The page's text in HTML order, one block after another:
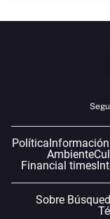
Política Información
Ambiente
Financial times
Sobre